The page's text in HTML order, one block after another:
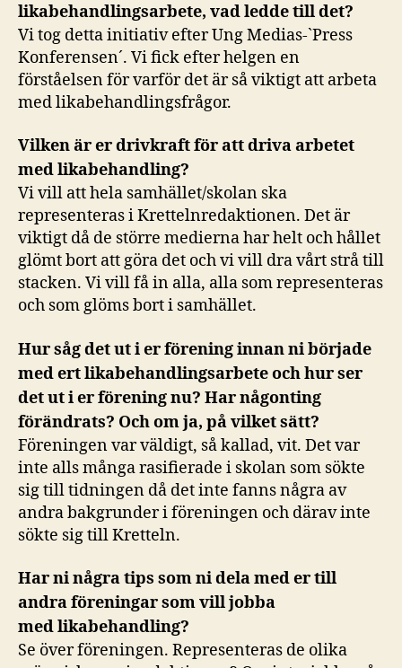
likabehandlingsarbete, vad ledde till det?
Vi tog detta initiativ efter Ung Medias-`Press
Konferensen´. Vi fick efter helgen en
förståelsen för varför det är så viktigt att arbeta
med likabehandlingsfrågor.
Vilken är er drivkraft för att driva arbetet
med likabehandling?
Vi vill att hela samhället/skolan ska
representeras i Krettelnredaktionen. Det är
viktigt då de större medierna har helt och hållet
glömt bort att göra det och vi vill dra vårt strå till
stacken. Vi vill få in alla, alla som representeras
och som glöms bort i samhället.
Hur såg det ut i er förening innan ni började
med ert likabehandlingsarbete och hur ser
det ut i er förening nu? Har någonting
förändrats? Och om ja, på vilket sätt?
Föreningen var väldigt, så kallad, vit. Det var
inte alls många rasifierade i skolan som sökte
sig till tidningen då det inte fanns några av
andra bakgrunder i föreningen och därav inte
sökte sig till Kretteln.
Har ni några tips som ni dela med er till
andra föreningar som vill jobba
med likabehandling?
Se över föreningen. Representeras de olika